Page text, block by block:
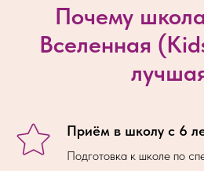
Почему
Вселенная
Приём в школу с 6
Подготовка к школе по